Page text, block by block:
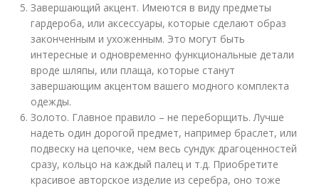
Завершающий акцент. Имеются в виду предметы
гардероба, или аксессуары, которые сделают образ
законченным и ухоженным. Это могут быть
интересные и одновременно функциональные детали
вроде шляпы, или плаща, которые станут
завершающим акцентом вашего модного комплекта
одежды.
Золото. Главное правило – не переборщить. Лучше
надеть один дорогой предмет, например браслет, или
подвеску на цепочке, чем весь сундук драгоценностей
сразу, кольцо на каждый палец и т.д. Приобретите
красивое авторское изделие из серебра, оно тоже